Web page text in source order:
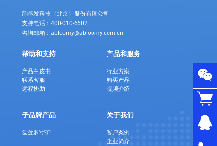
韵盛发科技（北京）股份有限公司
支持电话：400-010-6602
咨询邮箱：abloomy@abloomy.com.cn
帮助和支持
产品白皮书
联系客服
远程协助
子品牌产品
爱菠萝守护
产品和服务
行业方案
购买产品
视频介绍
关于我们
客户案例
企业简介